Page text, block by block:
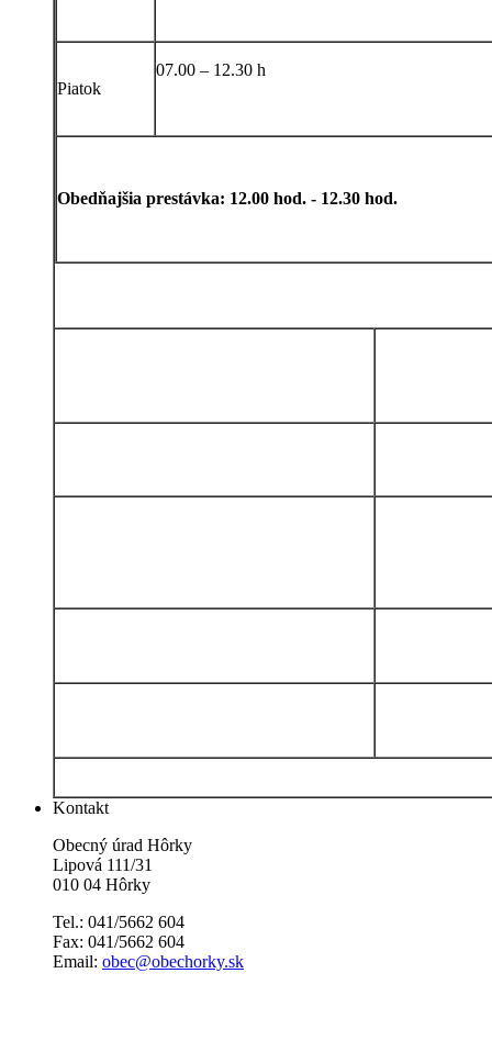
Piatok
07.00 – 12.30 h
Obedňajšia prestávka: 12.00 hod. - 12.30 hod.
Kontakt
Obecný úrad Hôrky
Lipová 111/31
010 04 Hôrky
Tel.: 041/5662 604
Fax: 041/5662 604
Email: obec@obechorky.sk